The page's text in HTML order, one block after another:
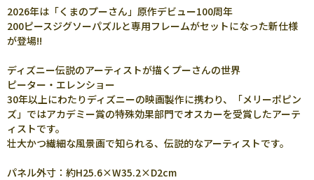
2026年は「くまのプーさん」原作デビュー100周年
200ピースジグソーパズルと専用フレームがセットになった新仕様
が登場!!
ディズニー伝説のアーティストが描くプーさんの世界
ピーター・エレンショー
30年以上にわたりディズニーの映画製作に携わり、「メリーポピン
ズ」ではアカデミー賞の特殊効果部門でオスカーを受賞したアーテ
ィストです。
壮大かつ繊細な風景画で知られる、伝説的なアーティストです。
パネル外寸：約H25.6×W35.2×D2cm